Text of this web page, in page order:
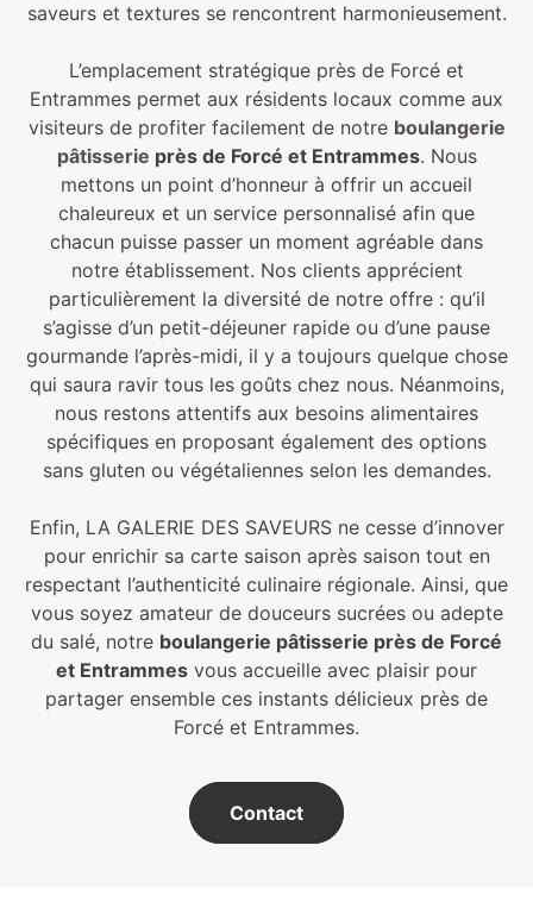
saveurs et textures se rencontrent harmonieusement.
L’emplacement stratégique près de Forcé et
Entrammes permet aux résidents locaux comme aux
visiteurs de profiter facilement de notre boulangerie
pâtisserie près de Forcé et Entrammes. Nous
mettons un point d’honneur à offrir un accueil
chaleureux et un service personnalisé afin que
chacun puisse passer un moment agréable dans
notre établissement. Nos clients apprécient
particulièrement la diversité de notre offre : qu’il
s’agisse d’un petit-déjeuner rapide ou d’une pause
gourmande l’après-midi, il y a toujours quelque chose
qui saura ravir tous les goûts chez nous. Néanmoins,
nous restons attentifs aux besoins alimentaires
spécifiques en proposant également des options
sans gluten ou végétaliennes selon les demandes.
Enfin, LA GALERIE DES SAVEURS ne cesse d’innover
pour enrichir sa carte saison après saison tout en
respectant l’authenticité culinaire régionale. Ainsi, que
vous soyez amateur de douceurs sucrées ou adepte
du salé, notre boulangerie pâtisserie près de Forcé
et Entrammes vous accueille avec plaisir pour
partager ensemble ces instants délicieux près de
Forcé et Entrammes.
Contact